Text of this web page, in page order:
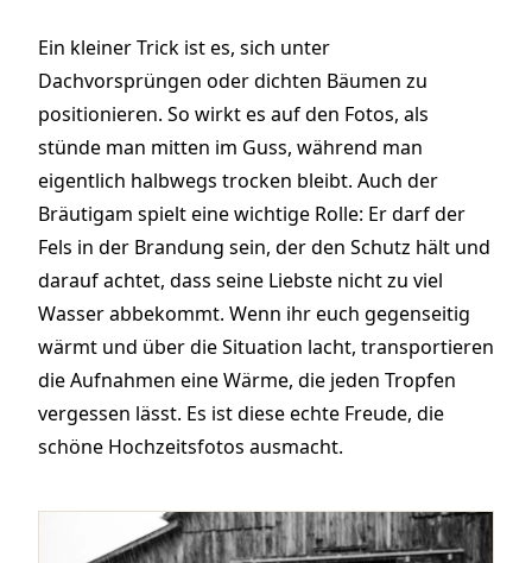
Ein kleiner Trick ist es, sich unter
Dachvorsprüngen oder dichten Bäumen zu
positionieren. So wirkt es auf den Fotos, als
stünde man mitten im Guss, während man
eigentlich halbwegs trocken bleibt. Auch der
Bräutigam spielt eine wichtige Rolle: Er darf der
Fels in der Brandung sein, der den Schutz hält und
darauf achtet, dass seine Liebste nicht zu viel
Wasser abbekommt. Wenn ihr euch gegenseitig
wärmt und über die Situation lacht, transportieren
die Aufnahmen eine Wärme, die jeden Tropfen
vergessen lässt. Es ist diese echte Freude, die
schöne Hochzeitsfotos ausmacht.